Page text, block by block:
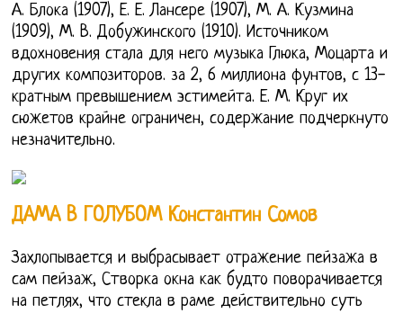
А. Блока (1907), Е. Е. Лансере (1907), М. А. Кузмина
(1909), М. В. Добужинского (1910). Источником
вдохновения стала для него музыка Глюка, Моцарта и
других композиторов. за 2, 6 миллиона фунтов, с 13-
кратным превышением эстимейта. Е. М. Круг их
сюжетов крайне ограничен, содержание подчеркнуто
незначительно.
ДАМА В ГОЛУБОМ Константин Сомов
Захлопывается и выбрасывает отражение пейзажа в
сам пейзаж, Створка окна как будто поворачивается
на петлях, что стекла в раме действительно суть